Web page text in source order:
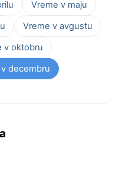
Vreme v maju
Vreme v avgustu
v oktobru
decembru